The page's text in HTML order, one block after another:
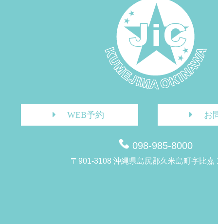
WEB予約 お
098-985-8000
〒901-3108 沖縄県島尻郡久米島町字比嘉